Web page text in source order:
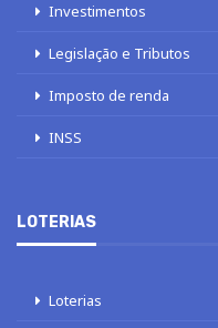
Investimentos
Legislação e Tributos
Imposto de renda
INSS
LOTERIAS
Loterias